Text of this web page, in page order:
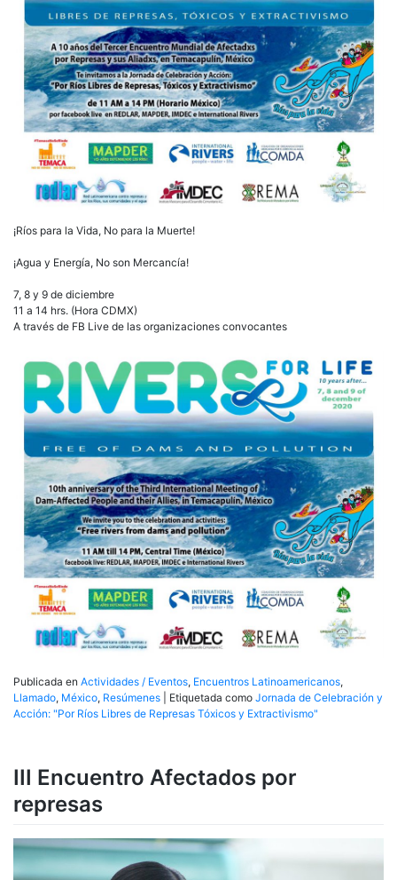
¡Ríos para la Vida, No para la Muerte!
¡Agua y Energía, No son Mercancía!
7, 8 y 9 de diciembre
11 a 14 hrs. (Hora CDMX)
A través de FB Live de las organizaciones convocantes
Publicada en Actividades / Eventos, Encuentros Latinoamericanos,
Llamado, México, Resúmenes Etiquetada como Jornada de Celebración y
Acción: "Por Ríos Libres de Represas Tóxicos y Extractivismo"
III Encuentro Afectados por
represas